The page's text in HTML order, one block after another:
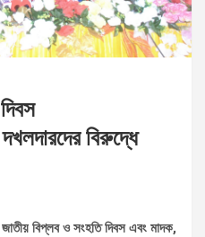
বিরুদ্ধে
জাতীয় বিপ্লব ও সংহতি দিবস এবং মাদক,